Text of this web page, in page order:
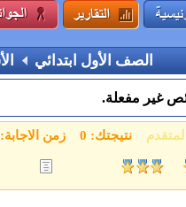
الصف الأول ابتدائي
غير مفعلة.
المتقدم نتيجتك: 0 زمن الاجابة: